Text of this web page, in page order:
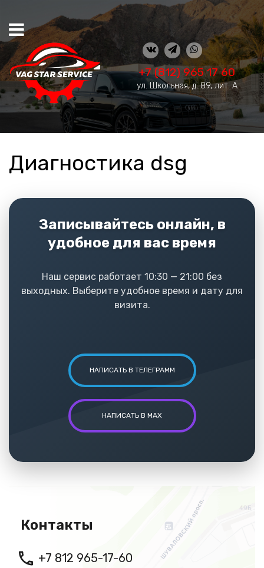
+7 (812) 965 17 60
ул. Школьная, д. 89, лит. А
Диагностика dsg
Записывайтесь онлайн, в
удобное для вас время
Наш сервис работает 10:30 — 21:00 без
выходных. Выберите удобное время и дату для
визита.
НАПИСАТЬ В ТЕЛЕГРАММ
НАПИСАТЬ В MAX
Контакты
+7 812 965-17-60